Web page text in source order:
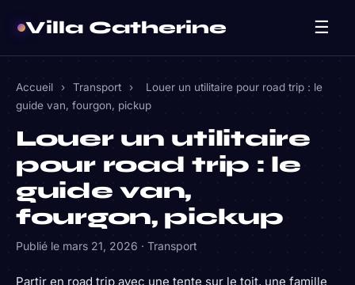
Villa Catherine ☰
Accueil › Transport ›
Louer un utilitaire pour road trip : le
guide van, fourgon, pickup
Louer un utilitaire
pour road trip : le
guide van,
fourgon, pickup
Publié le mars 21, 2026 · Transport
Partir en road trip avec une tente sur le toit, une famille